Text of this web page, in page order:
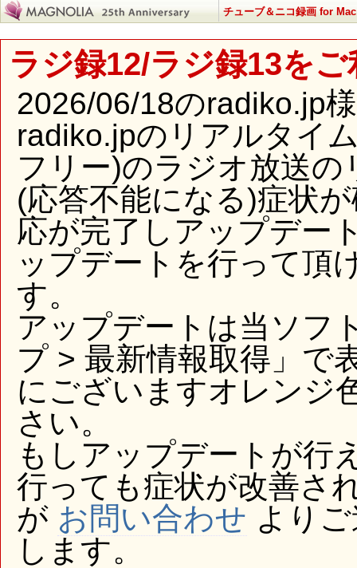
チューブ＆ニコ録画 for Mac
ラジ録12/ラジ録13を
2026/06/18のradiko.jp
radiko.jpのリアルタイ
フリー)のラジオ放送
(応答不能になる)症状
応が完了しアップデー
ップデートを行って頂
す。
アップデートは当ソフ
プ > 最新情報取得」で
にございますオレンジ
さい。
もしアップデートが行
行っても症状が改善さ
が お問い合わせ より
します。